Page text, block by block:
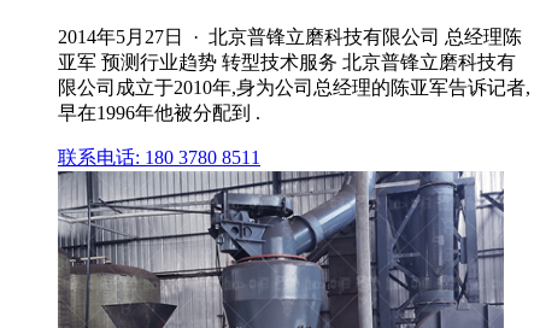
2014年5月27日 · 北京普锋立磨科技有限公司 总经理陈
亚军 预测行业趋势 转型技术服务 北京普锋立磨科技有
限公司成立于2010年,身为公司总经理的陈亚军告诉记者,
早在1996年他被分配到 .
联系电话: 180 3780 8511